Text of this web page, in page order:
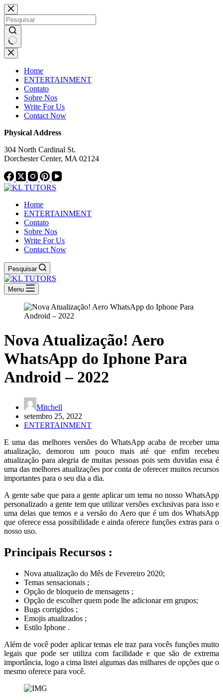
Pular
para
o
conteúdo
Sem
resultados
Home
ENTERTAINMENT
Contato
Sobre Nos
Write For Us
Contact Now
Physical Address
304 North Cardinal St.
Dorchester Center, MA 02124
Home
ENTERTAINMENT
Contato
Sobre Nos
Write For Us
Contact Now
Pesquisar
Menu
Nova Atualização! Aero
WhatsApp do Iphone Para
Android – 2022
Mitchell
setembro 25, 2022
ENTERTAINMENT
E uma das melhores versões do WhatsApp acaba de receber uma
atualização, demorou um pouco mais até que enfim recebeu
atualização para alegria de muitas pessoas pois sem duvidas essa é
uma das melhores atualizações por conta de oferecer muitos recursos
importantes para o seu dia a dia.
A gente sabe que para a gente aplicar um tema no nosso WhatsApp
personalizado a gente tem que utilizar versões exclusivas para isso e
uma delas que temos e a versão do Aero que é um dos WhatsApp
que oferece essa possibilidade e ainda oferece funções extras para o
nosso uso.
Principais Recursos :
Nova atualização do Mês de Fevereiro 2020;
Temas sensacionais ;
Opção de bloqueio de mensagens ;
Opção de escolher quem pode lhe adicionar em grupos;
Bugs corrigidos ;
Emojis atualizados ;
Estilo Iphone .
Além de você poder aplicar temas ele traz para vocês funções muito
legais que pode ser utiliza com facilidade e que são de extrema
importância, logo a cima listei algumas das milhares de opções que o
mesmo oferece para você.
Notice:This website publishes
content from paid authors. Due to
limitations, daily monitoring of all
material cannot be ensured. The
owner does not endorse or support
illegal services, including betting,
casinos, gambling, or CBD.